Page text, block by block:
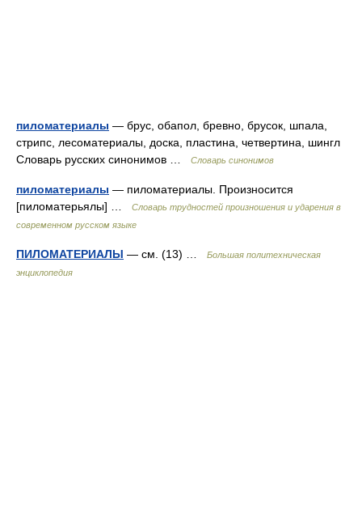
пиломатериалы — брус, обапол, бревно, брусок, шпала,
стрипс, лесоматериалы, доска, пластина, четвертина, шингл
Словарь русских синонимов …
Словарь синонимов
пиломатериалы — пиломатериалы. Произносится
[пиломатерьялы] …
Словарь трудностей произношения и ударения в
современном русском языке
ПИЛОМАТЕРИАЛЫ — см. (13) …
Большая политехническая
энциклопедия